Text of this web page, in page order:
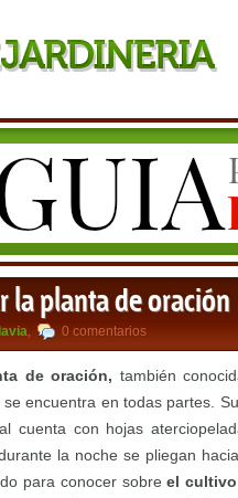
la planta de oración
, 0 comentarios
de oración, también
encuentra en todas partes.
cuenta con hojas
la noche se pliegan
para conocer sobreel